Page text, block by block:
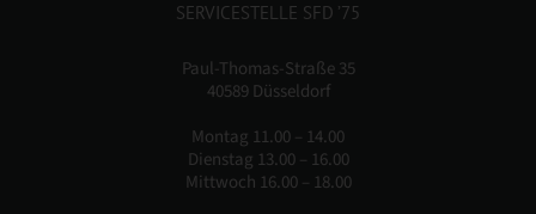
SERVICESTELLE SFD ’75
Paul-Thomas-Straße 35
40589 Düsseldorf
Montag 11.00 – 14.00
Dienstag 13.00 – 16.00
Mittwoch 16.00 – 18.00